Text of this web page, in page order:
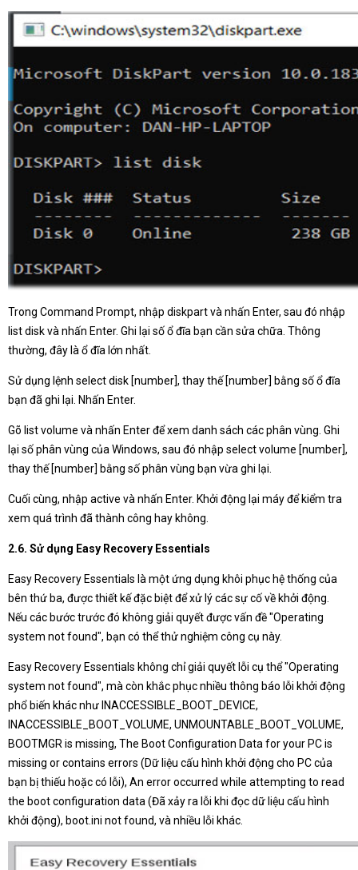
Trong Command Prompt, nhập diskpart và nhấn Enter, sau đó nhập
list disk và nhấn Enter. Ghi lại số ổ đĩa bạn cần sửa chữa. Thông
thường, đây là ổ đĩa lớn nhất.
Sử dụng lệnh select disk [number], thay thế [number] bằng số ổ đĩa
bạn đã ghi lại. Nhấn Enter.
Gõ list volume và nhấn Enter để xem danh sách các phân vùng. Ghi
lại số phân vùng của Windows, sau đó nhập select volume [number],
thay thế [number] bằng số phân vùng bạn vừa ghi lại.
Cuối cùng, nhập active và nhấn Enter. Khởi động lại máy để kiểm tra
xem quá trình đã thành công hay không.
2.6. Sử dụng Easy Recovery Essentials
Easy Recovery Essentials là một ứng dụng khôi phục hệ thống của
bên thứ ba, được thiết kế đặc biệt để xử lý các sự cố về khởi động.
Nếu các bước trước đó không giải quyết được vấn đề "Operating
system not found", bạn có thể thử nghiệm công cụ này.
Easy Recovery Essentials không chỉ giải quyết lỗi cụ thể "Operating
system not found", mà còn khắc phục nhiều thông báo lỗi khởi động
phổ biến khác như INACCESSIBLE_BOOT_DEVICE,
INACCESSIBLE_BOOT_VOLUME, UNMOUNTABLE_BOOT_VOLUME,
BOOTMGR is missing, The Boot Configuration Data for your PC is
missing or contains errors (Dữ liệu cấu hình khởi động cho PC của
bạn bị thiếu hoặc có lỗi), An error occurred while attempting to read
the boot configuration data (Đã xảy ra lỗi khi đọc dữ liệu cấu hình
khởi động), boot.ini not found, và nhiều lỗi khác.